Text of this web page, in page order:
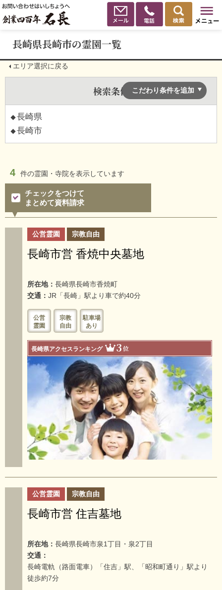
長崎県長崎市の霊園一覧
エリア選択に戻る
こだわり条件を追加
検索条件
長崎県
長崎市
4 件の霊園・寺院を表示しています
チェックをつけて
まとめて資料請求
公営霊園 宗教自由
長崎市営 香焼中央墓地
所在地： 長崎県長崎市香焼町
交通： JR「長崎」駅より車で約40分
公営
霊園
宗教
自由
駐車場
あり
長崎県アクセスランキング 3位
公営霊園 宗教自由
長崎市営 住吉墓地
所在地： 長崎県長崎市泉1丁目・泉2丁目
交通：
長崎電軌（路面電車）「住吉」駅、「昭和町通り」駅より
徒歩約7分